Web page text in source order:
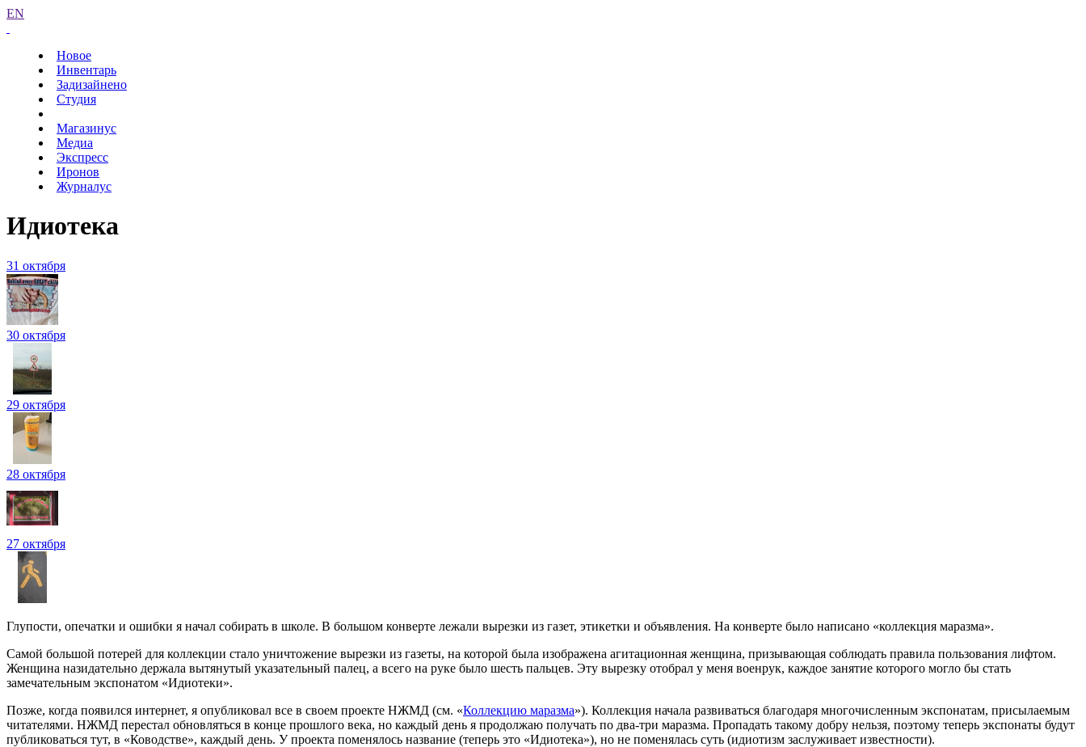
EN
Новое
Инвентарь
Задизайнено
Студия
Магазинус
Медиа
Экспресс
Иронов
Журналус
Идиотека
31 октября
30 октября
29 октября
28 октября
27 октября
Глупости, опечатки и ошибки я начал собирать в школе. В большом конверте лежали вырезки из газет, этикетки и объявления. На конверте было написано «коллекция маразма».
Самой большой потерей для коллекции стало уничтожение вырезки из газеты, на которой была изображена агитационная женщина, призывающая соблюдать правила пользования лифтом.
Женщина назидательно держала вытянутый указательный палец, а всего на руке было шесть пальцев. Эту вырезку отобрал у меня военрук, каждое занятие которого могло бы стать
замечательным экспонатом «Идиотеки».
Позже, когда появился интернет, я опубликовал все в своем проекте НЖМД (см. «Коллекцию маразма»). Коллекция начала развиваться благодаря многочисленным экспонатам, присылаемым
читателями. НЖМД перестал обновляться в конце прошлого века, но каждый день я продолжаю получать по два-три маразма. Пропадать такому добру нельзя, поэтому теперь экспонаты будут
публиковаться тут, в «Ководстве», каждый день. У проекта поменялось название (теперь это «Идиотека»), но не поменялась суть (идиотизм заслуживает известности).